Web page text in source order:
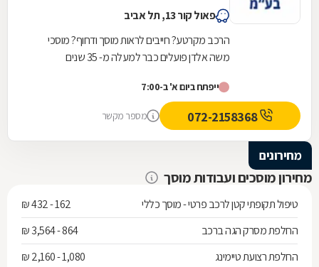
פאול קור 13, תל אביב
הרכב מקרטע? חייבים לראות מוסך ודחוף? מוסכי
משה אלדן פועלים כבר למעלה מ- 35 שנים
תיהנו משירות...
ייפתח ביום א' ב-7:00
072-2158368 מספר מקשר
מחירונים
מחירון מוסכים ועבודות מוסך
טיפול תקופתי קטן לרכב פרטי - מוסך כללי
162 - 432 ₪
החלפת מסרק הגה ברכב
864 - 3,564 ₪
החלפת רצועת טיימינג
1,080 - 2,160 ₪